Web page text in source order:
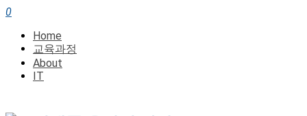
0
Home
교육과정
About
IT